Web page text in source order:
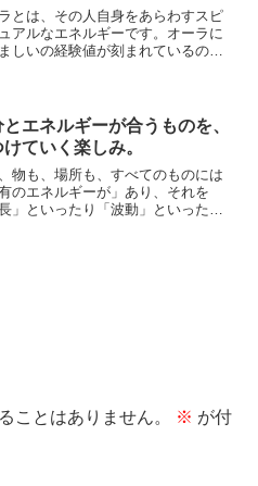
とは、その人自身をあらわすスピ
アルなエネルギーです。オーラに
しいの経験値が刻まれているの
とエネルギーが合うものを、
けていく楽しみ。
物も、場所も、すべてのものには
有のエネルギーが」あり、それを
長」といったり「波動」といったり
ことはありません。 ※ が付